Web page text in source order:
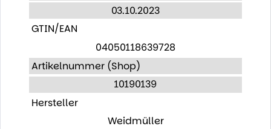
03.10.2023
GTIN/EAN
04050118639728
Artikelnummer (Shop)
10190139
Hersteller
Weidmüller